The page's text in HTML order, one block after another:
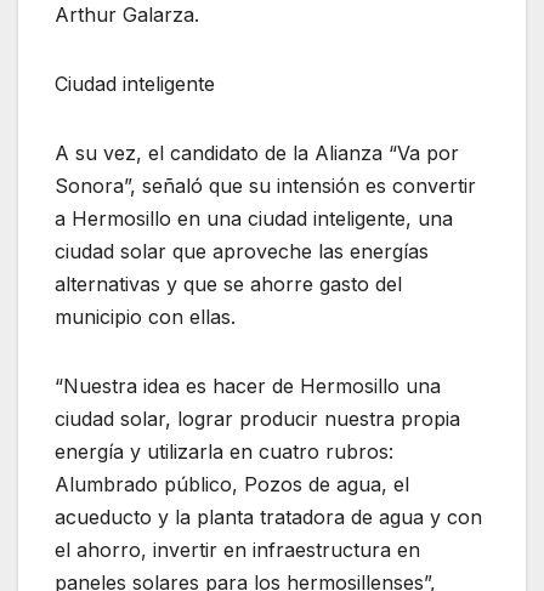
Arthur Galarza.
Ciudad inteligente
A su vez, el candidato de la Alianza “Va por
Sonora”, señaló que su intensión es convertir
a Hermosillo en una ciudad inteligente, una
ciudad solar que aproveche las energías
alternativas y que se ahorre gasto del
municipio con ellas.
“Nuestra idea es hacer de Hermosillo una
ciudad solar, lograr producir nuestra propia
energía y utilizarla en cuatro rubros:
Alumbrado público, Pozos de agua, el
acueducto y la planta tratadora de agua y con
el ahorro, invertir en infraestructura en
paneles solares para los hermosillenses”,